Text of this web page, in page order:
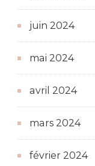
juin 2024
mai 2024
avril 2024
mars 2024
février 2024